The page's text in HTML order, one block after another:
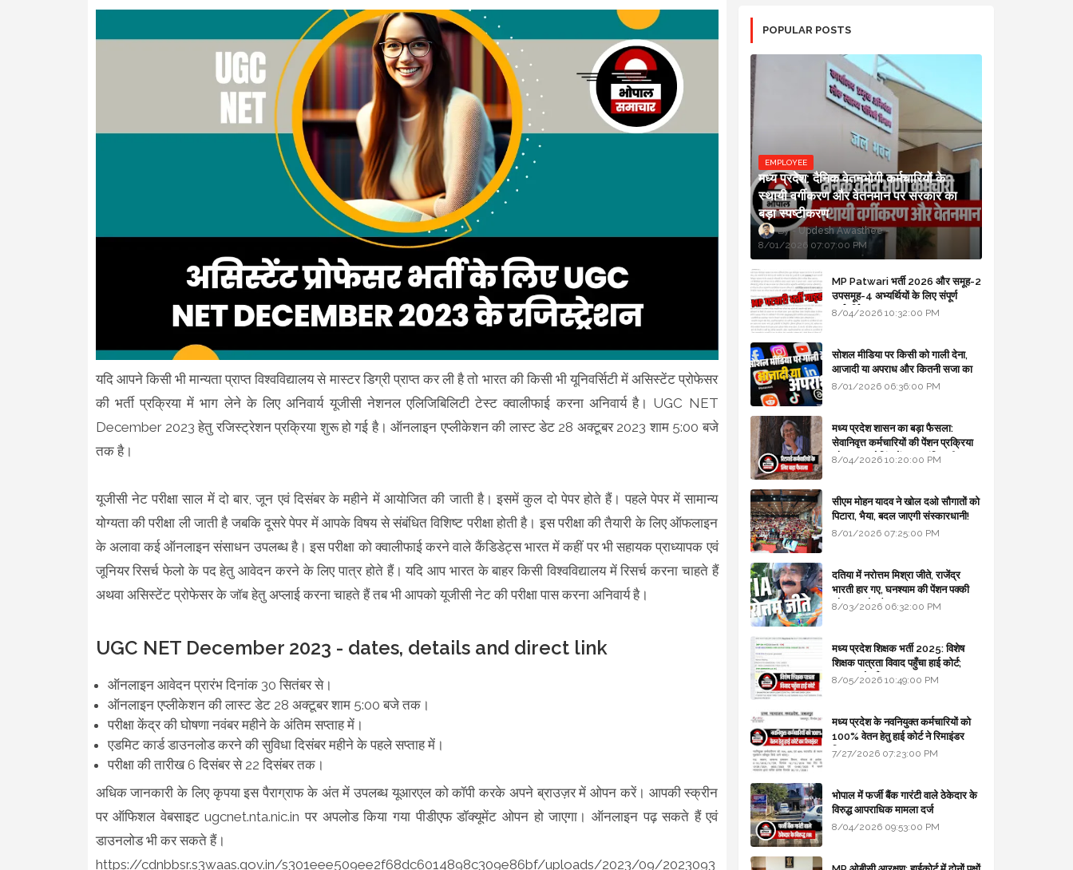
यदि आपने किसी भी मान्यता प्राप्त विश्वविद्यालय से मास्टर डिग्री प्राप्त कर ली है तो भारत की किसी भी यूनिवर्सिटी में असिस्टेंट प्रोफेसर
की भर्ती प्रक्रिया में भाग लेने के लिए अनिवार्य यूजीसी नेशनल एलिजिबिलिटी टेस्ट क्वालीफाई करना अनिवार्य है। UGC NET
December 2023 हेतु रजिस्ट्रेशन प्रक्रिया शुरू हो गई है। ऑनलाइन एप्लीकेशन की लास्ट डेट 28 अक्टूबर 2023 शाम 5:00 बजे
तक है।
यूजीसी नेट परीक्षा साल में दो बार, जून एवं दिसंबर के महीने में आयोजित की जाती है। इसमें कुल दो पेपर होते हैं। पहले पेपर में सामान्य
योग्यता की परीक्षा ली जाती है जबकि दूसरे पेपर में आपके विषय से संबंधित विशिष्ट परीक्षा होती है। इस परीक्षा की तैयारी के लिए ऑफलाइन
के अलावा कई ऑनलाइन संसाधन उपलब्ध है। इस परीक्षा को क्वालीफाई करने वाले कैंडिडेट्स भारत में कहीं पर भी सहायक प्राध्यापक एवं
जूनियर रिसर्च फेलो के पद हेतु आवेदन करने के लिए पात्र होते हैं। यदि आप भारत के बाहर किसी विश्वविद्यालय में रिसर्च करना चाहते हैं
अथवा असिस्टेंट प्रोफेसर के जॉबहेतु अप्लाई करना चाहते हैं तब भी आपको यूजीसी नेट की परीक्षा पास करना अनिवार्य है।
UGC NET December 2023 - dates, details and direct link
ऑनलाइन आवेदन प्रारंभ दिनांक 30 सितंबर से।
ऑनलाइन एप्लीकेशन की लास्ट डेट 28 अक्टूबर शाम 5:00 बजे तक।
परीक्षा केंद्र की घोषणा नवंबर महीने के अंतिम सप्ताह में।
एडमिट कार्ड डाउनलोड करने की सुविधा दिसंबर महीने के पहले सप्ताह में।
परीक्षा की तारीख 6 दिसंबर से 22 दिसंबर तक।
अधिक जानकारी के लिए कृपया इस पैराग्राफ के अंत में उपलब्ध यूआरएल को कॉपी करके अपने ब्राउज़र में ओपन करें। आपकी स्क्रीन
पर ऑफिशल वेबसाइट ugcnet.nta.nic.in पर अपलोड किया गया पीडीएफ डॉक्यूमेंट ओपन हो जाएगा। ऑनलाइन पढ़ सकते हैं एवं
डाउनलोड भी कर सकते हैं।
https://cdnbbsr.s3waas.gov.in/s301eee509ee2f68dc6014898c309e86bf/uploads/2023/09/2023093
POPULAR POSTS
EMPLOYEE
मध्य प्रदेश: दैनिक वेतनभोगी कर्मचारियों के
स्थायी वर्गीकरण और वेतनमान पर सरकार का
बड़ा स्पष्टीकरण
Updesh Awasthee
8/01/2026 07:07:00 PM
MP Patwari भर्ती 2026 और समूह-2
उपसमूह-4 अभ्यर्थियों के लिए संपूर्ण
मार्गदर्शिका
8/04/2026 10:32:00 PM
सोशल मीडिया पर किसी को गाली देना,
आजादी या अपराध और कितनी सजा का
प्रावधान - free legal advice
8/01/2026 06:36:00 PM
मध्य प्रदेश शासन का बड़ा फैसला:
सेवानिवृत्त कर्मचारियों की पेंशन प्रक्रिया
और बजट कोडिंग में हुए क्रांतिकारी
8/04/2026 10:20:00 PM
सीएम मोहन यादव ने खोल दओ सौगातों को
पिटारा, भैया, बदल जाएगी संस्कारधानी!
8/01/2026 07:25:00 PM
दतिया में नरोत्तम मिश्रा जीते, राजेंद्र
भारती हार गए, घनश्याम की पेंशन पक्की
और आशुतोष बैक टू...
8/03/2026 06:32:00 PM
मध्य प्रदेश शिक्षक भर्ती 2025: विशेष
शिक्षक पात्रता विवाद पहुँचा हाई कोर्ट;
सरकार से माँगा जवाब
8/05/2026 10:49:00 PM
मध्य प्रदेश के नवनियुक्त कर्मचारियों को
100% वेतन हेतु हाई कोर्ट ने रिमाइंडर
लिखा
7/27/2026 07:23:00 PM
भोपाल में फर्जी बैंक गारंटी वाले ठेकेदार के
विरुद्ध आपराधिक मामला दर्ज
8/04/2026 09:53:00 PM